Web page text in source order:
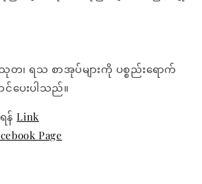
တ၊ ရသ စာအုပ်များကို ပစ္စည်းရောက်
င်ပေးပါသည်။
န်Link
Page